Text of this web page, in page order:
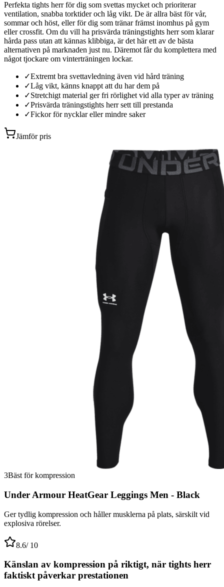
Perfekta tights herr för dig som svettas mycket och prioriterar
ventilation, snabba torktider och låg vikt. De är allra bäst för vår,
sommar och höst, eller för dig som tränar främst inomhus på gym
eller crossfit. Om du vill ha prisvärda träningstights herr som klarar
hårda pass utan att kännas klibbiga, är det här ett av de bästa
alternativen på marknaden just nu. Däremot får du komplettera med
något tjockare om vinterträningen lockar.
✓Extremt bra svettavledning även vid hård träning
✓Låg vikt, känns knappt att du har dem på
✓Stretchigt material ger fri rörlighet vid alla typer av träning
✓Prisvärda träningstights herr sett till prestanda
✓Fickor för nycklar eller mindre saker
Jämför pris
3Bäst för kompression
Under Armour HeatGear Leggings Men - Black
Ger tydlig kompression och håller musklerna på plats, särskilt vid
explosiva rörelser.
8.6/ 10
Känslan av kompression på riktigt, när tights herr
faktiskt påverkar prestationen